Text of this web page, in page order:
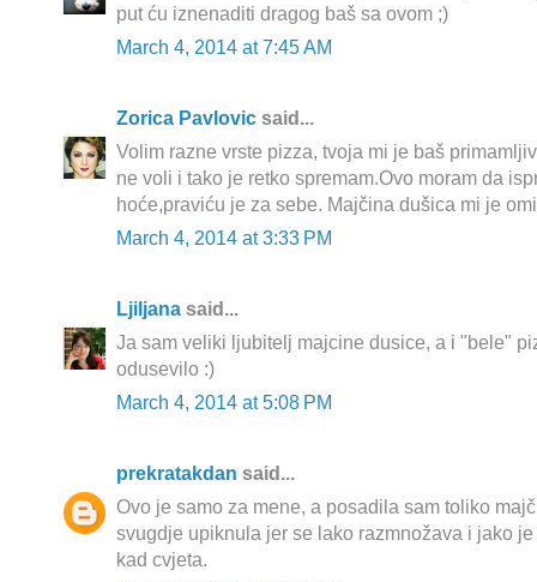
put ću iznenaditi dragog baš sa ovom ;)
March 4, 2014 at 7:45 AM
Zorica Pavlovic said...
Volim razne vrste pizza, tvoja mi je baš
ne voli i tako je retko spremam.Ovo moram da
hoće,praviću je za sebe. Majčina dušica mi je
March 4, 2014 at 3:33 PM
Ljiljana said...
Ja sam veliki ljubitelj majcine dusice, a i "bele"
odusevilo :)
March 4, 2014 at 5:08 PM
prekratakdan said...
Ovo je samo za mene, a posadila sam toliko
svugdje upiknula jer se lako razmnožava i jako
kad cvjeta.